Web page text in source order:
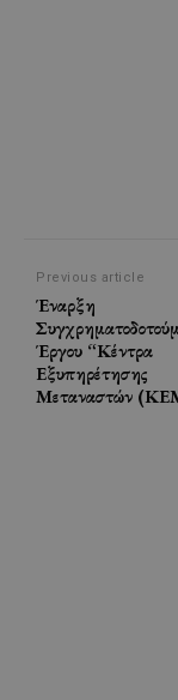
Previous article
Έναρξη
Έργου “Κέντρα
Εξυπηρέτησης
Μεταναστών